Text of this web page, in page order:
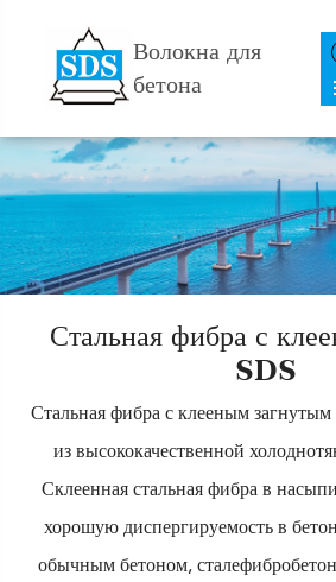
Волокна для
бетона
Стальная фибра с
SDS
Стальная фибра с клееным загнутым
из высококачественной
Склеенная стальная фибра в
хорошую диспергируемость в
обычным бетоном,